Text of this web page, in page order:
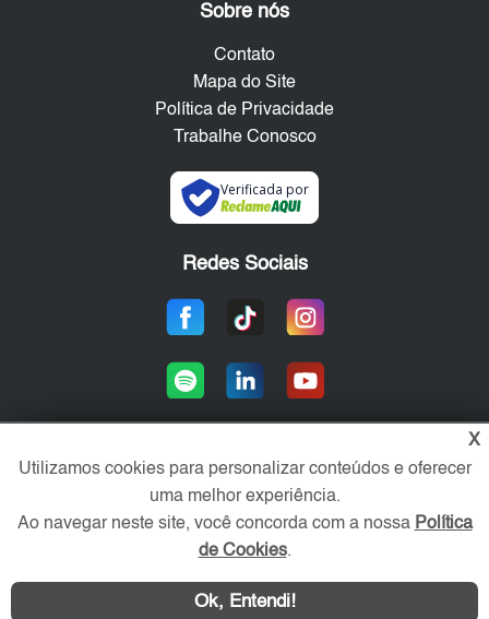
Sobre nós
Contato
Mapa do Site
Política de Privacidade
Trabalhe Conosco
Verificada por
Redes Sociais
Área exclusiva aos anunciantes,
acesse sua conta:
X
Utilizamos cookies para personalizar conteúdos e oferecer
uma melhor experiência.
Ao navegar neste site, você concorda com a nossa Política
de Cookies.
Ok, Entendi!